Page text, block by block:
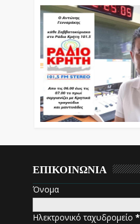
ΕΠΙΚΟΙΝΩΝΙΑ
Όνομα
Ηλεκτρονικό ταχυδρομείο*